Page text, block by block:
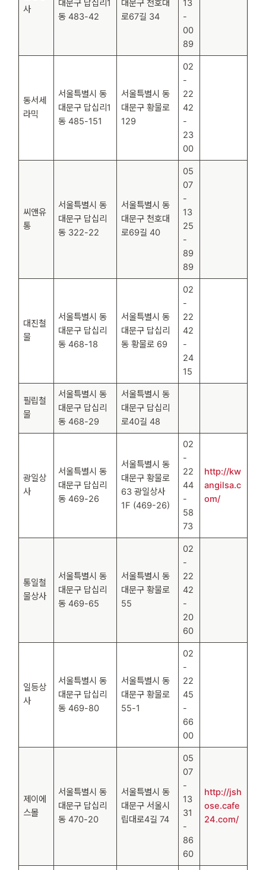
사
대문구 답십리1
동 483-42
대문구 천호대
로67길 34
13
-
00
89
동서세
라믹
서울특별시 동
대문구 답십리1
동 485-151
서울특별시 동
대문구 황물로
129
02
-
22
42
-
23
00
씨앤유
통
서울특별시 동
대문구 답십리
동 322-22
서울특별시 동
대문구 천호대
로69길 40
05
07
-
13
25
-
89
89
대진철
물
서울특별시 동
대문구 답십리
동 468-18
서울특별시 동
대문구 답십리
동 황물로 69
02
-
22
42
-
24
15
필립철
물
서울특별시 동
대문구 답십리
동 468-29
서울특별시 동
대문구 답십리
로40길 48
광일상
사
서울특별시 동
대문구 답십리
동 469-26
서울특별시 동
대문구 황물로
63 광일상사
1F (469-26)
02
-
22
44
-
58
73
http://kw
angilsa.c
om/
통일철
물상사
서울특별시 동
대문구 답십리
동 469-65
서울특별시 동
대문구 황물로
55
02
-
22
42
-
20
60
일등상
사
서울특별시 동
대문구 답십리
동 469-80
서울특별시 동
대문구 황물로
55-1
02
-
22
45
-
66
00
제이에
스몰
서울특별시 동
대문구 답십리
동 470-20
서울특별시 동
대문구 서울시
립대로4길 74
05
07
-
13
31
-
86
60
http://jsh
ose.cafe
24.com/